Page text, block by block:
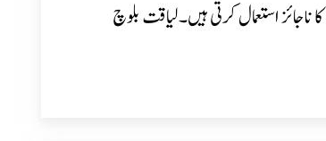
ناجائز استعمال کرتی ہیں۔لیاقت بلوچ